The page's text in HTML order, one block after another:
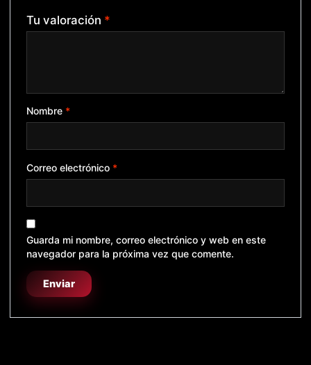
Tu valoración *
Nombre *
Correo electrónico *
Guarda mi nombre, correo electrónico y web en este
navegador para la próxima vez que comente.